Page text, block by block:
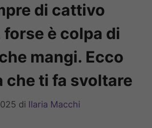
di cattivo
forse è colpa di
mangi. Ecco
che ti fa svoltare
di Ilaria Macchi